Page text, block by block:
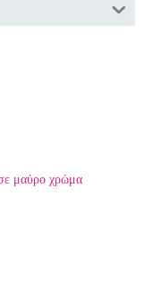
μαύρο χρώμα